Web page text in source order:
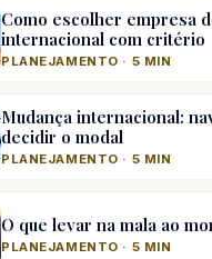
Como escolher empresa
internacional com critério
PLANEJAMENTO · 5 MIN
Mudança internacional:
decidir o modal
PLANEJAMENTO · 5 MIN
O que levar na mala ao
PLANEJAMENTO · 5 MIN